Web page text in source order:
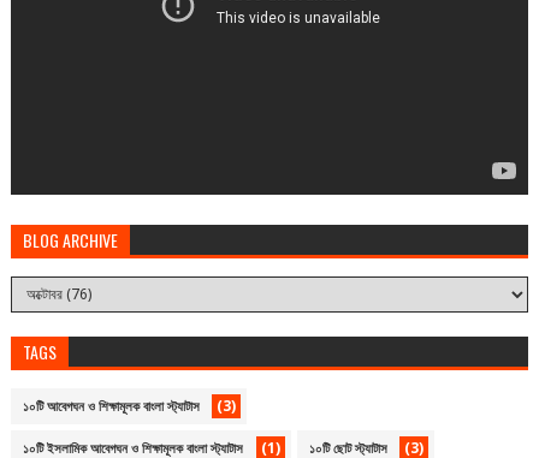
BLOG ARCHIVE
TAGS
১০টি আবেগঘন ও শিক্ষামূলক বাংলা স্ট্যাটাস (3)
১০টি ইসলামিক আবেগঘন ও শিক্ষামূলক বাংলা স্ট্যাটাস (1) ১০টি ছোট স্ট্যাটাস (3)